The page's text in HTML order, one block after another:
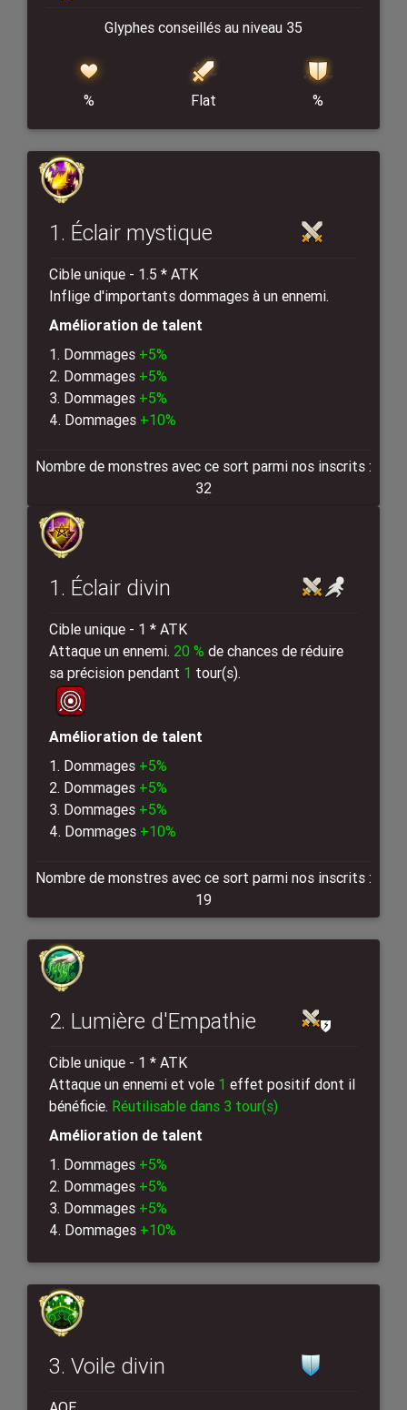
Glyphes conseillés au niveau 35
% Flat %
1. Éclair mystique
Cible unique - 1.5 * ATK
Inflige d'importants dommages à un ennemi.
Amélioration de talent
1. Dommages +5%
2. Dommages +5%
3. Dommages +5%
4. Dommages +10%
Nombre de monstres avec ce sort parmi nos inscrits :
32
1. Éclair divin
Cible unique - 1 * ATK
Attaque un ennemi. 20 % de chances de réduire
sa précision pendant 1 tour(s).
Amélioration de talent
1. Dommages +5%
2. Dommages +5%
3. Dommages +5%
4. Dommages +10%
Nombre de monstres avec ce sort parmi nos inscrits :
19
2. Lumière d'Empathie
Cible unique - 1 * ATK
Attaque un ennemi et vole 1 effet positif dont il
bénéficie. Réutilisable dans 3 tour(s)
Amélioration de talent
1. Dommages +5%
2. Dommages +5%
3. Dommages +5%
4. Dommages +10%
3. Voile divin